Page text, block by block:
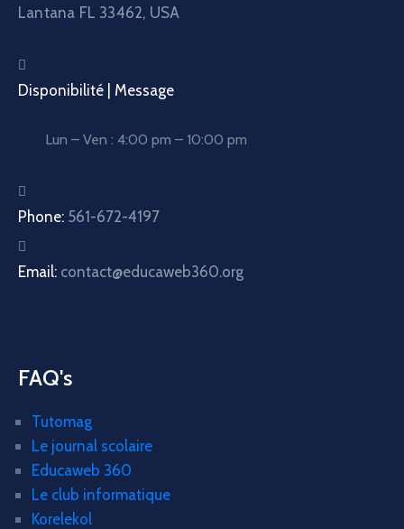
Lantana FL 33462, USA
Disponibilité | Message
Lun – Ven : 4:00 pm – 10:00 pm
Phone: 561-672-4197
Email: contact@educaweb360.org
FAQ's
Tutomag
Le journal scolaire
Educaweb 360
Le club informatique
Korelekol